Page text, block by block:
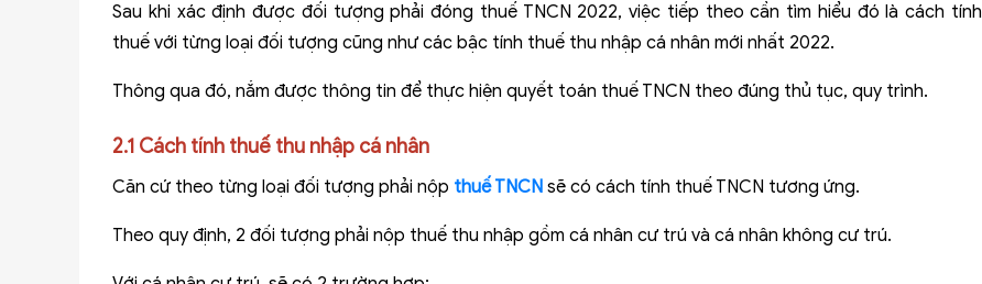
Sau khi xác định được đối tượng phải đóng thuế TNCN 2022, việc tiếp theo cần tìm hiểu đó là cách tính
thuế với từng loại đối tượng cũng như các bậc tính thuế thu nhập cá nhân mới nhất 2022.
Thông qua đó, nắm được thông tin để thực hiện quyết toán thuế TNCN theo đúng thủ tục, quy trình.
2.1 Cách tính thuế thu nhập cá nhân
Căn cứ theo từng loại đối tượng phải nộp thuế TNCN sẽ có cách tính thuế TNCN tương ứng.
Theo quy định, 2 đối tượng phải nộp thuế thu nhập gồm cá nhân cư trú và cá nhân không cư trú.